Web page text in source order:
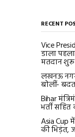
RECENT
Vice
डाला
मतदान शुरू
लखनऊ
बोलीं-
Bihar
भर्ती
Asia Cup
की भिड़ंत,